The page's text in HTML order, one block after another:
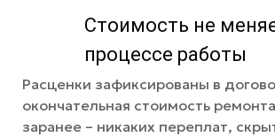
Стоимость не
процессе работы
Расценки зафиксированы в
окончательная стоимость
заранее – никаких переплат,